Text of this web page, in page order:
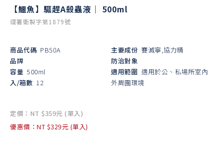
【鱷魚】驅趕A殺蟲液｜ 500ml
環署衛製字第1879號
商品代碼 PB50A
品牌
容量 500ml
入/箱數 12
主要成份 賽滅寧,協力精
防治對象
適用範圍 適用於公、私場所室內
外周圍環境
定價：NT $359元 (單入)
優惠價：NT $329元 (單入)